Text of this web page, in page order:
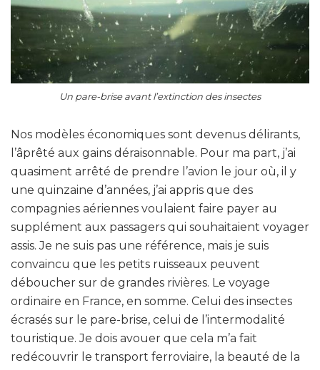
Un pare-brise avant l’extinction des insectes
Nos modèles économiques sont devenus délirants,
l’âprêté aux gains déraisonnable. Pour ma part, j’ai
quasiment arrêté de prendre l’avion le jour où, il y
une quinzaine d’années, j’ai appris que des
compagnies aériennes voulaient faire payer au
supplément aux passagers qui souhaitaient voyager
assis. Je ne suis pas une référence, mais je suis
convaincu que les petits ruisseaux peuvent
déboucher sur de grandes rivières. Le voyage
ordinaire en France, en somme. Celui des insectes
écrasés sur le pare-brise, celui de l’intermodalité
touristique. Je dois avouer que cela m’a fait
redécouvrir le transport ferroviaire, la beauté de la